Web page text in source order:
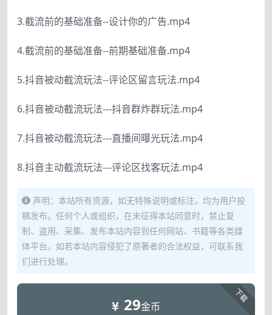
3.截流前的基础准备--设计你的广告.mp4
4.截流前的基础准备--前期基础准备.mp4
5.抖音被动截流玩法--评论区留言玩法.mp4
6.抖音被动截流玩法---抖音群炸群玩法.mp4
7.抖音被动截流玩法---直播间曝光玩法.mp4
8.抖音主动截流玩法---评论区找客玩法.mp4
声明：本站所有资源，如无特殊说明或标注，均为用户投
稿发布。任何个人或组织，在未征得本站同意时，禁止复
制、盗用、采集、发布本站内容到任何网站、书籍等各类媒
体平台。如若本站内容侵犯了原著者的合法权益，可联系我
们进行处理。
下载
29金币